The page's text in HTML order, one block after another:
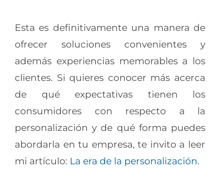
Esta es definitivamente una manera de
ofrecer soluciones convenientes y
además experiencias memorables a los
clientes. Si quieres conocer más acerca
de qué expectativas tienen los
consumidores con respecto a la
personalización y de qué forma puedes
abordarla en tu empresa, te invito a leer
mi artículo: La era de la personalización.